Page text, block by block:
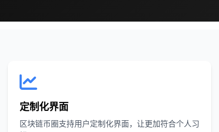
定制化界面
区块链币圈支持用户定制化界面，让更加符合个人习